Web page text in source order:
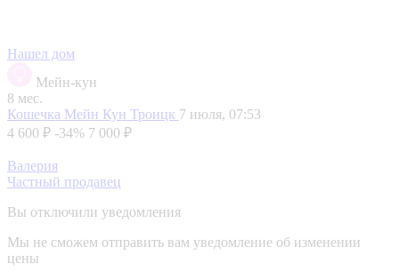
Нашел дом
Мейн-кун
8 мес.
Кошечка Мейн Кун Троицк 7 июля, 07:53
4 600 ₽ -34% 7 000 ₽
Валерия
Частный продавец
Вы отключили уведомления
Мы не сможем отправить вам уведомление об изменении
цены